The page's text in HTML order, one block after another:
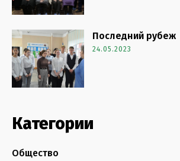
Последний рубеж
24.05.2023
Категории
Общество